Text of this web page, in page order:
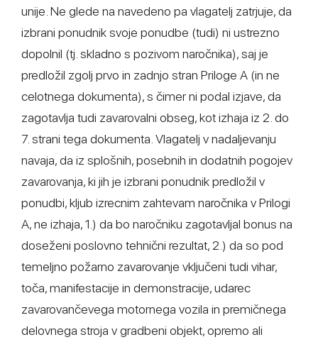
unije. Ne glede na navedeno pa vlagatelj zatrjuje, da
izbrani ponudnik svoje ponudbe (tudi) ni ustrezno
dopolnil (tj. skladno s pozivom naročnika), saj je
predložil zgolj prvo in zadnjo stran Priloge A (in ne
celotnega dokumenta), s čimer ni podal izjave, da
zagotavlja tudi zavarovalni obseg, kot izhaja iz 2. do
7. strani tega dokumenta. Vlagatelj v nadaljevanju
navaja, da iz splošnih, posebnih in dodatnih pogojev
zavarovanja, ki jih je izbrani ponudnik predložil v
ponudbi, kljub izrecnim zahtevam naročnika v Prilogi
A, ne izhaja, 1.) da bo naročniku zagotavljal bonus na
doseženi poslovno tehnični rezultat, 2.) da so pod
temeljno požarno zavarovanje vključeni tudi vihar,
toča, manifestacije in demonstracije, udarec
zavarovančevega motornega vozila in premičnega
delovnega stroja v gradbeni objekt, opremo ali